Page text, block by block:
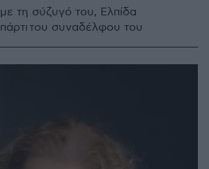
τη σύζυγό του, Ελπίδα
του συναδέλφου του